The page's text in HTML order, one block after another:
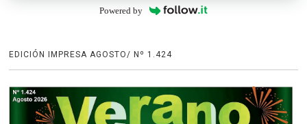
Powered by
EDICIÓN IMPRESA AGOSTO/ Nº 1.424